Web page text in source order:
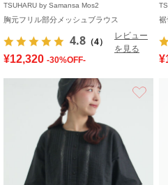
TSUHARU by Samansa Mos2
胸元フリル部分メッシュブラウス
4.8 （4）
レビュー
を見る
¥12,320 -30%OFF-
裾